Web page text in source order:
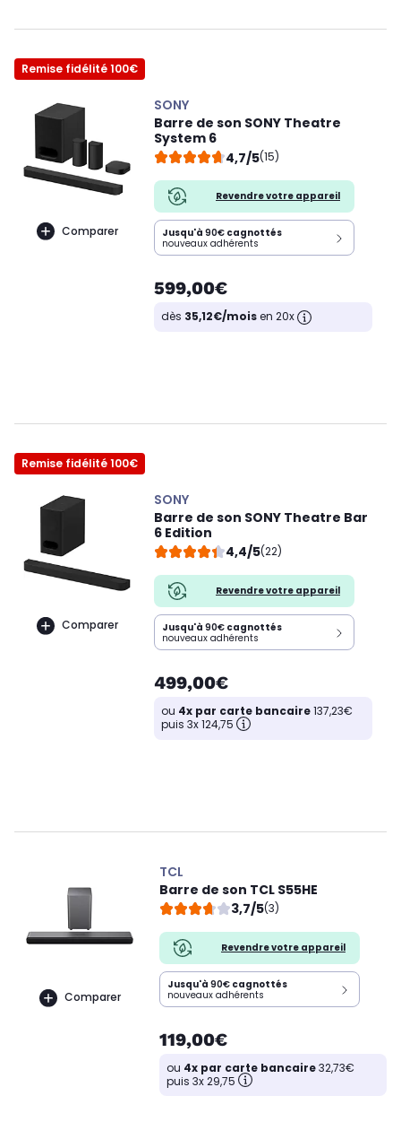
Remise fidélité 100€
Comparer
SONY
Barre de son SONY Theatre
System 6
4,7/5(15)
Revendre votre appareil
Jusqu'à 90€ cagnottés
nouveaux adhérents
599,00€
dès 35,12€/moisen 20x
Remise fidélité 100€
Comparer
SONY
Barre de son SONY Theatre Bar
6 Edition
4,4/5(22)
Revendre votre appareil
Jusqu'à 90€ cagnottés
nouveaux adhérents
499,00€
ou 4x par carte bancaire137,23€
puis 3x 124,75
Comparer
TCL
Barre de son TCL S55HE
3,7/5(3)
Revendre votre appareil
Jusqu'à 90€ cagnottés
nouveaux adhérents
119,00€
ou 4x par carte bancaire32,73€
puis 3x 29,75